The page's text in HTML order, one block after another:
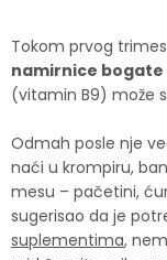
Tokom prvog
namirnice
(vitamin B9) može
Odmah posle nje
naći u krompiru,
mesu – pačetini,
sugerisao da je
suplementima,